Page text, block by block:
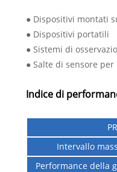
● Dispositivi montati
● Dispositivi portatili
● Sistemi di
● Salte di sensore per
Indice di
Intervallo
Performance della